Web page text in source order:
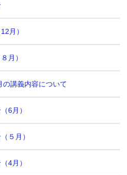
月）
月）
講義内容について
6月）
５月）
4月）